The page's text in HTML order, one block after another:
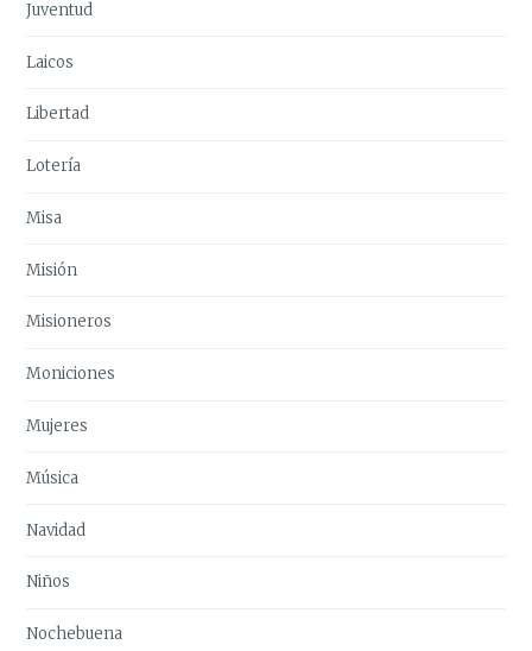
Juventud
Laicos
Libertad
Lotería
Misa
Misión
Misioneros
Moniciones
Mujeres
Música
Navidad
Niños
Nochebuena